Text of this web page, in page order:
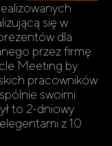
się w
dla
przez firmę
Meeting by
pracowników
swoimi
to 2-dniowy
z 10